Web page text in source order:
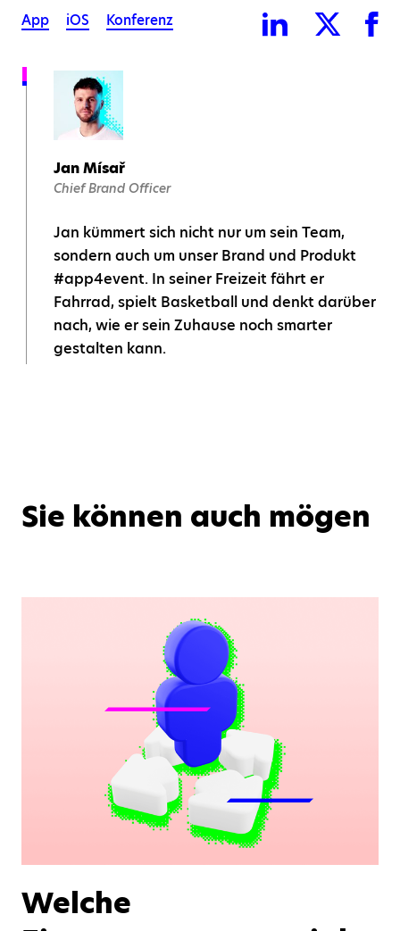
App iOS Konferenz
Jan Mísař
Chief Brand Officer
Jan kümmert sich nicht nur um sein Team,
sondern auch um unser Brand und Produkt
#app4event. In seiner Freizeit fährt er
Fahrrad, spielt Basketball und denkt darüber
nach, wie er sein Zuhause noch smarter
gestalten kann.
Sie können auch mögen
Welche